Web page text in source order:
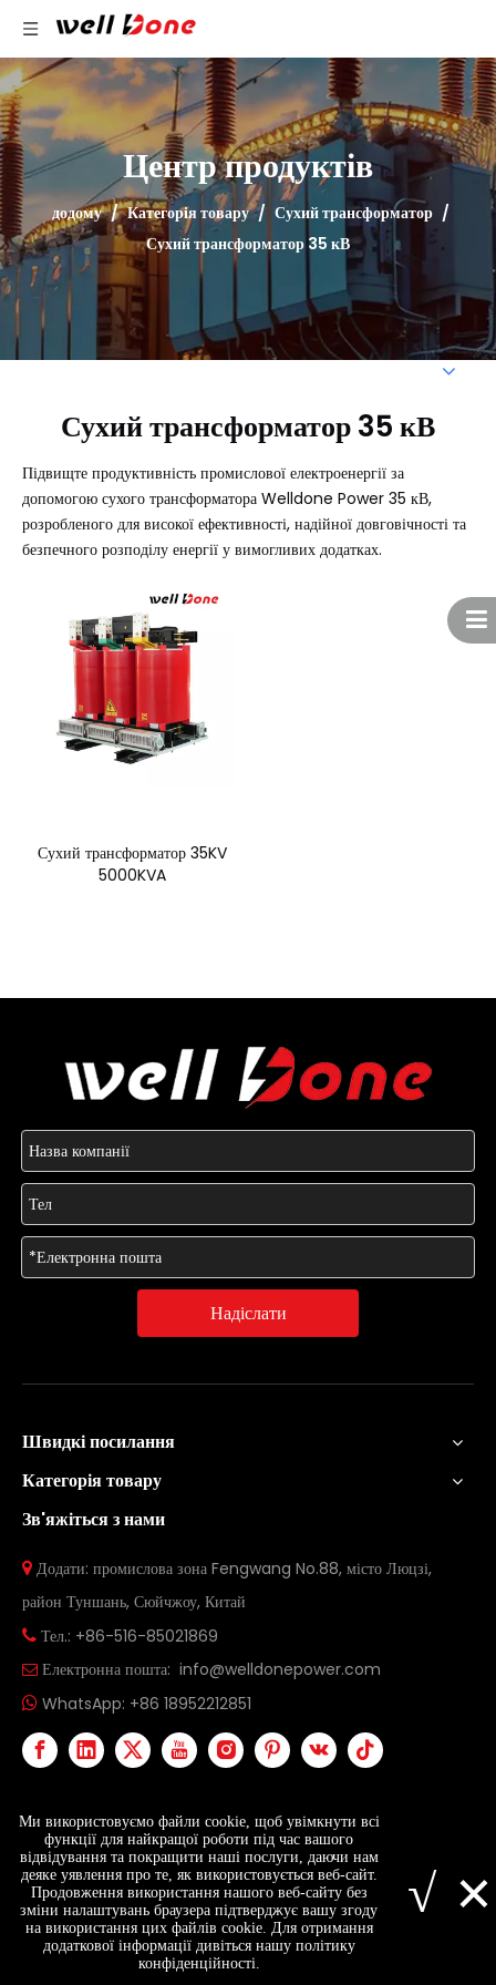
Центр продуктів
додому / Категорія товару / Сухий трансформатор /
Сухий трансформатор 35 кВ
Сухий трансформатор 35 кВ
Підвищте продуктивність промислової електроенергії за
допомогою сухого трансформатора Welldone Power 35 кВ,
розробленого для високої ефективності, надійної довговічності та
безпечного розподілу енергії у вимогливих додатках.
Сухий трансформатор 35KV
5000KVA
Надіслати
Швидкі посилання
Категорія товару
Зв'яжіться з нами
 Додати: промислова зона Fengwang No.88, місто Люцзі,
район Туншань, Сюйчжоу, Китай
 Тел.: +86-516-85021869
 Електронна пошта: info@welldonepower.com
 WhatsApp: +86 18952212851
info@welldonepower.com
+86 18952212851
Авторське право ©2026Xuzhou Welldone Power
Technology Co., Ltd. Усі права захищено.Карта сайту
Ми використовуємо файли cookie, щоб увімкнути всі
функції для найкращої роботи під час вашого
відвідування та покращити наші послуги, даючи нам
деяке уявлення про те, як використовується веб-сайт.
Продовження використання нашого веб-сайту без
зміни налаштувань браузера підтверджує вашу згоду
на використання цих файлів cookie. Для отримання
додаткової інформації дивіться нашу політику
конфіденційності.
√ ×